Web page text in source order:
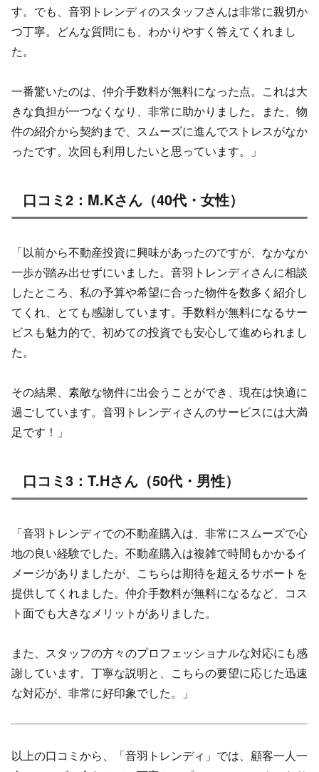
す。でも、音羽トレンディのスタッフさんは非常に親切か
つ丁寧。どんな質問にも、わかりやすく答えてくれまし
た。
一番驚いたのは、仲介手数料が無料になった点。これは大
きな負担が一つなくなり、非常に助かりました。また、物
件の紹介から契約まで、スムーズに進んでストレスがなか
ったです。次回も利用したいと思っています。」
口コミ2：M.Kさん（40代・女性）
「以前から不動産投資に興味があったのですが、なかなか
一歩が踏み出せずにいました。音羽トレンディさんに相談
したところ、私の予算や希望に合った物件を数多く紹介し
てくれ、とても感謝しています。手数料が無料になるサー
ビスも魅力的で、初めての投資でも安心して進められまし
た。
その結果、素敵な物件に出会うことができ、現在は快適に
過ごしています。音羽トレンディさんのサービスには大満
足です！」
口コミ3：T.Hさん（50代・男性）
「音羽トレンディでの不動産購入は、非常にスムーズで心
地の良い経験でした。不動産購入は複雑で時間もかかるイ
メージがありましたが、こちらは期待を超えるサポートを
提供してくれました。仲介手数料が無料になるなど、コス
ト面でも大きなメリットがありました。
また、スタッフの方々のプロフェッショナルな対応にも感
謝しています。丁寧な説明と、こちらの要望に応じた迅速
な対応が、非常に好印象でした。」
以上の口コミから、「音羽トレンディ」では、顧客一人一